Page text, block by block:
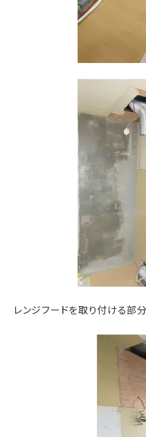
レンジフードを取り付ける部